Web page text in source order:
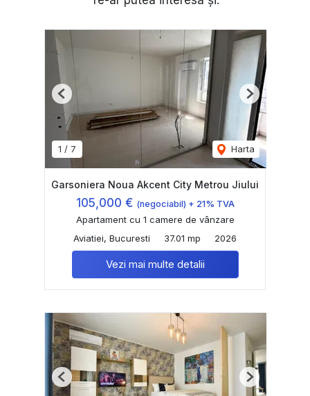
1 / 7 Harta
Previous Next
Garsoniera Noua Akcent City Metrou Jiului
105,000 € (negociabil) + 21% TVA
Apartament cu 1 camere de vânzare
Aviatiei, Bucuresti
37.01 mp 2026
Vezi mai multe detalii
Previous Next